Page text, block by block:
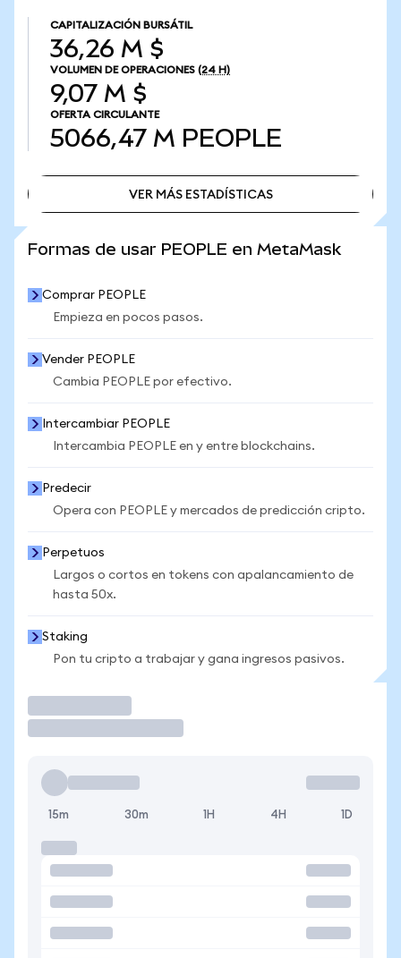
CAPITALIZACIÓN BURSÁTIL
36,26 M $
VOLUMEN DE OPERACIONES (24 H)
9,07 M $
OFERTA CIRCULANTE
5066,47 M PEOPLE
VER MÁS ESTADÍSTICAS
Formas de usar PEOPLE en MetaMask
Comprar PEOPLE
Empieza en pocos pasos.
Vender PEOPLE
Cambia PEOPLE por efectivo.
Intercambiar PEOPLE
Intercambia PEOPLE en y entre blockchains.
Predecir
Opera con PEOPLE y mercados de predicción cripto.
Perpetuos
Largos o cortos en tokens con apalancamiento de
hasta 50x.
Staking
Pon tu cripto a trabajar y gana ingresos pasivos.
15m 30m 1H 4H 1D